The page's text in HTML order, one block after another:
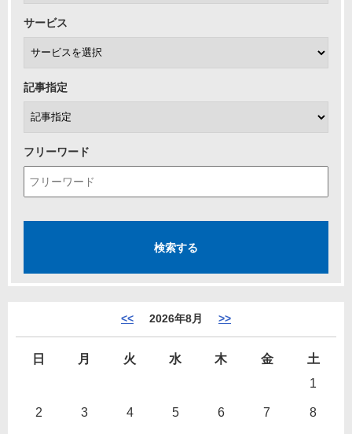
サービス
記事指定
フリーワード
<< 2026年8月 >>
日 月 火 水 木 金
土
1
2 3 4 5 6 7 8